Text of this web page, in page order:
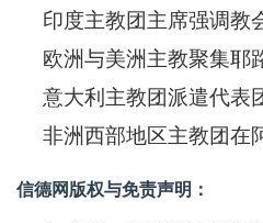
欧洲与美洲主教聚集耶
非洲西部地区主教团在
信德网版权与免责声明：